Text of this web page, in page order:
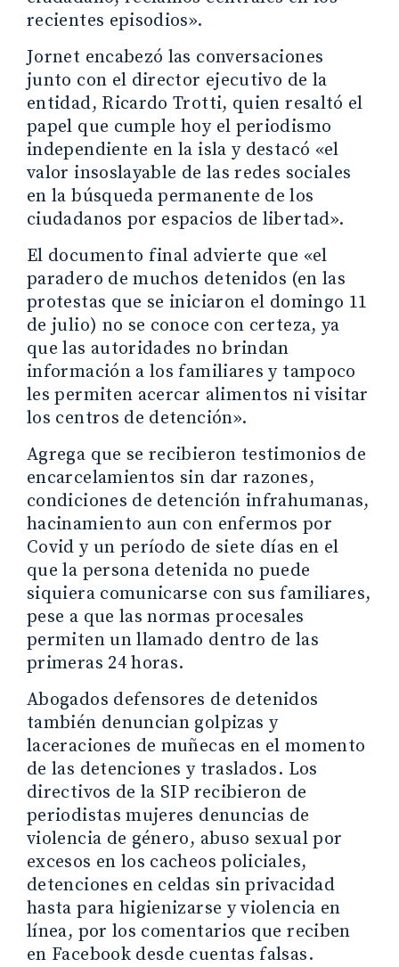
recientes episodios».
Jornet encabezó las conversaciones
junto con el director ejecutivo de la
entidad, Ricardo Trotti, quien resaltó el
papel que cumple hoy el periodismo
independiente en la isla y destacó «el
valor insoslayable de las redes sociales
en la búsqueda permanente de los
ciudadanos por espacios de libertad».
El documento final advierte que «el
paradero de muchos detenidos (en las
protestas que se iniciaron el domingo 11
de julio) no se conoce con certeza, ya
que las autoridades no brindan
información a los familiares y tampoco
les permiten acercar alimentos ni visitar
los centros de detención».
Agrega que se recibieron testimonios de
encarcelamientos sin dar razones,
condiciones de detención infrahumanas,
hacinamiento aun con enfermos por
Covid y un período de siete días en el
que la persona detenida no puede
siquiera comunicarse con sus familiares,
pese a que las normas procesales
permiten un llamado dentro de las
primeras 24 horas.
Abogados defensores de detenidos
también denuncian golpizas y
laceraciones de muñecas en el momento
de las detenciones y traslados. Los
directivos de la SIP recibieron de
periodistas mujeres denuncias de
violencia de género, abuso sexual por
excesos en los cacheos policiales,
detenciones en celdas sin privacidad
hasta para higienizarse y violencia en
línea, por los comentarios que reciben
en Facebook desde cuentas falsas.